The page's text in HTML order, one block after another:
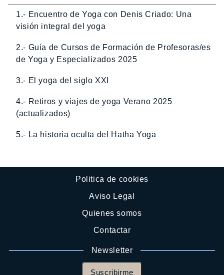
1.- Encuentro de Yoga con Denis Criado: Una
visión integral del yoga
2.- Guía de Cursos de Formación de Profesoras/es
de Yoga y Especializados 2025
3.- El yoga del siglo XXI
4.- Retiros y viajes de yoga Verano 2025
(actualizados)
5.- La historia oculta del Hatha Yoga
Politica de cookies
Aviso Legal
Quienes somos
Contactar
Newsletter
Suscribirme